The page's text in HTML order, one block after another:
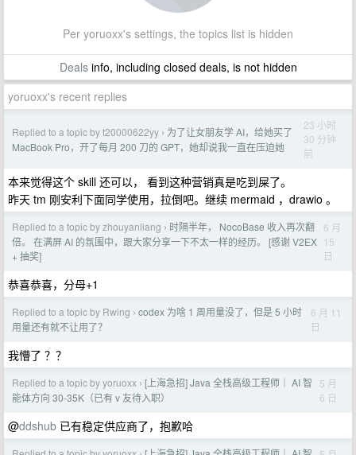
Per yoruoxx's settings, the topics list is hidden
Dealsinfo, including closed deals, is not hidden
yoruoxx's recent replies
Replied to a topic by t20000622yy › 为了让女朋友学 AI，给她买了
MacBook Pro，开了每月 200 刀的 GPT，她却说我一直在压迫她
23 小时
30 分钟
前
本来觉得这个 skill 还可以， 看到这种营销真是吃到屎了。
昨天 tm 刚安利下面同学使用，拉倒吧。继续 mermaid ，drawio 。
Replied to a topic by zhouyanliang › 时隔半年， NocoBase 收入再次翻
倍。 在满屏 AI 的氛围中，跟大家分享一下不太一样的经历。 [感谢 V2EX
+ 抽奖]
6 月
15
日
恭喜恭喜，分母+1
Replied to a topic by Rwing › codex 为啥 1 周用量没了，但是 5 小时
用量还有就不让用了？
6 月 11
日
我懵了 ？？
Replied to a topic by yoruoxx › [上海急招] Java 全栈高级工程师｜ AI 智
能体方向 30-35K（已有 v 友待入职）
5 月
6 日
@ddshub 已有稳定供应商了，抱歉哈